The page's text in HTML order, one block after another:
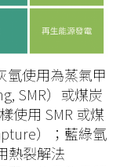
使用為蒸氣甲
SMR）或煤炭
使用 SMR 或煤
）；藍綠氫
熱裂解法